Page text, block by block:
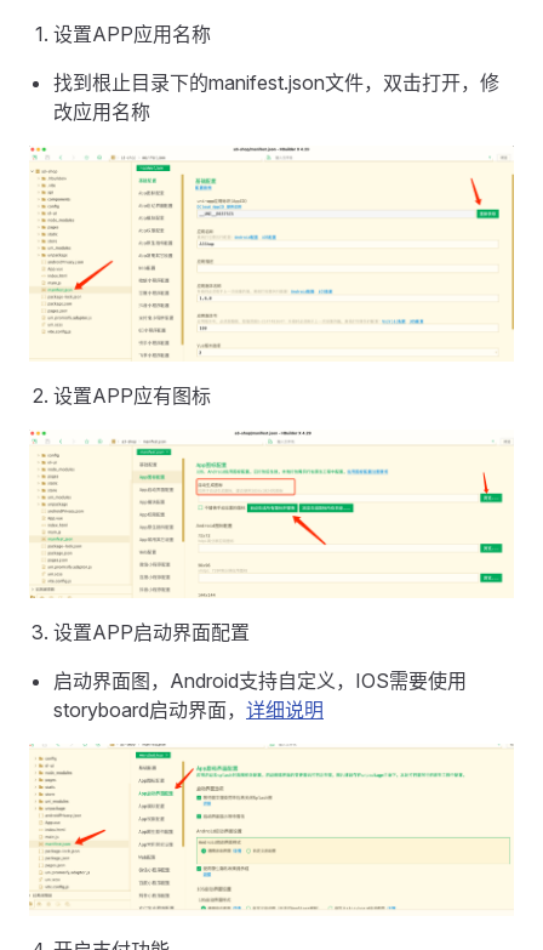
设置APP应用名称
找到根止目录下的manifest.json文件，双击打开，修
改应用名称
设置APP应有图标
设置APP启动界面配置
启动界面图，Android支持自定义，IOS需要使用
storyboard启动界面， 详细说明